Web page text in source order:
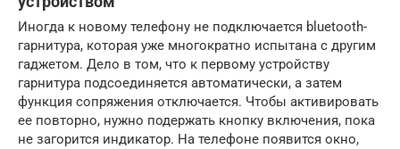
Иногда к новому телефону не подключается bluetooth-
гарнитура, которая уже многократно испытана с другим
гаджетом. Дело в том, что к первому устройству
гарнитура подсоединяется автоматически, а затем
функция сопряжения отключается. Чтобы активировать
ее повторно, нужно подержать кнопку включения, пока
не загорится индикатор. На телефоне появится окно,